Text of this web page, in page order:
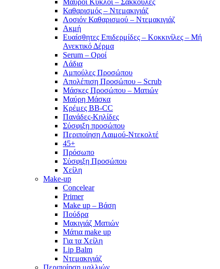
Μαύροι Κύκλοι – Σακκούλες
Καθαρισμός – Ντεμακιγιάζ
Λοσιόν Καθαρισμού – Ντεμακιγιάζ
Ακμή
Ευαίσθητες Επιδερμίδες – Κοκκινίλες – Μή
Ανεκτικό Δέρμα
Serum – Οροί
Λάδια
Αμπούλες Προσώπου
Απολέπιση Προσώπου – Scrub
Μάσκες Προσώπου – Ματιών
Μαύρη Μάσκα
Κρέμες BB-CC
Πανάδες-Κηλίδες
Σύσφιξη προσώπου
Περιποίηση Λαιμού-Ντεκολτέ
45+
Πρόσωπο
Σύσφιξη Προσώπου
Χείλη
Make-up
Concelear
Primer
Make up – Βάση
Πούδρα
Μακιγιάζ Ματιών
Μάτια make up
Για τα Χείλη
Lip Balm
Ντεμακιγιάζ